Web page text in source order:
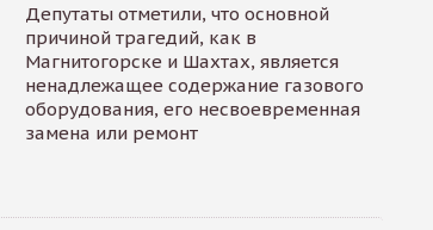
Депутаты отметили, что основной
причиной трагедий, как в
Магнитогорске и Шахтах, является
ненадлежащее содержание газового
оборудования, его несвоевременная
замена или ремонт